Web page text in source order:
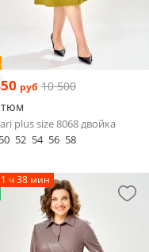
руб 10 500
plus size 8068 двойка
50 52 54 56 58
ч 38 мин